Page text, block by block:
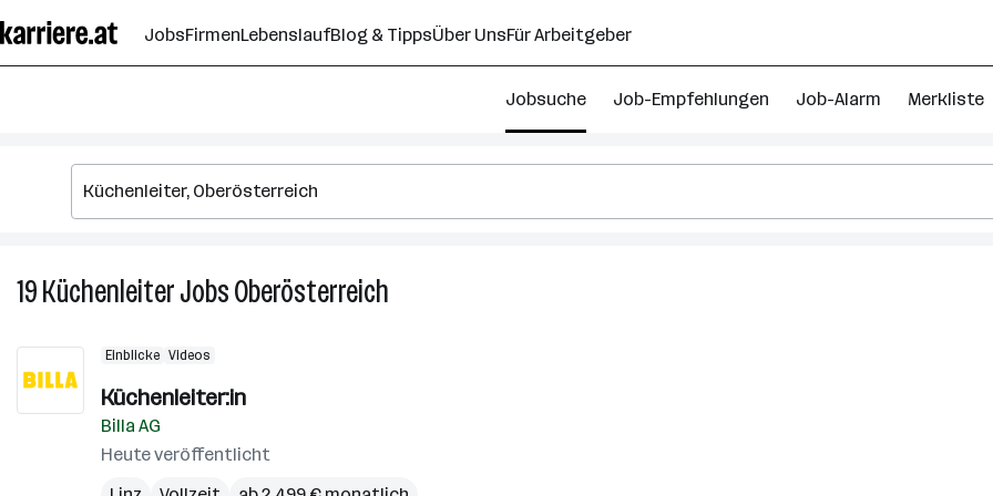
Seiteninhalt
springen
JobsFirmenLebenslaufBlog & TippsÜber UnsFür Arbeitgeber
Jobsuche Job-Empfehlungen Job-Alarm Merkliste
19KüchenleiterJobsOberösterreich
Einblicke Videos
Küchenleiter:in
Billa AG
Heute veröffentlicht